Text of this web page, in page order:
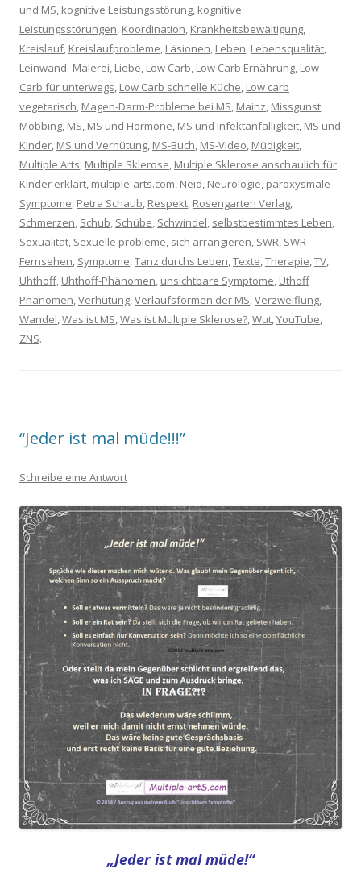
und MS, kognitive Leistungsstörung, kognitive
Leistungsstörungen, Koordination, Krankheitsbewältigung,
Kreislauf, Kreislaufprobleme, Läsionen, Leben, Lebensqualität,
Leinwand- Malerei, Liebe, Low Carb, Low Carb Ernährung, Low
Carb für unterwegs, Low Carb schnelle Küche, Low carb
vegetarisch, Magen-Darm-Probleme bei MS, Mainz, Missgunst,
Mobbing, MS, MS und Hormone, MS und Infektanfälligkeit, MS und
Kinder, MS und Verhütung, MS-Buch, MS-Video, Müdigkeit,
Multiple Arts, Multiple Sklerose, Multiple Sklerose anschaulich für
Kinder erklärt, multiple-arts.com, Neid, Neurologie, paroxysmale
Symptome, Petra Schaub, Respekt, Rosengarten Verlag,
Schmerzen, Schub, Schübe, Schwindel, selbstbestimmtes Leben,
Sexualität, Sexuelle probleme, sich arrangieren, SWR, SWR-
Fernsehen, Symptome,Tanz durchs Leben,Texte,Therapie,TV,
Uhthoff, Uhthoff-Phänomen, unsichtbare Symptome, Uthoff
Phänomen,Verhütung,Verlaufsformen der MS,Verzweiflung,
Wandel,Was ist MS,Was ist Multiple Sklerose?,Wut,YouTube,
ZNS.
“Jeder ist mal müde!!!”
Schreibe eine Antwort
„Jeder ist mal müde!“